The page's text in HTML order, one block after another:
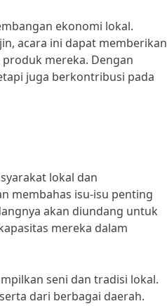
ekonomi lokal.
acara ini dapat memberikan
mereka. Dengan
juga berkontribusi pada
lokal dan
membahas isu-isu penting
akan diundang untuk
mereka dalam
seni dan tradisi lokal.
dari berbagai daerah.